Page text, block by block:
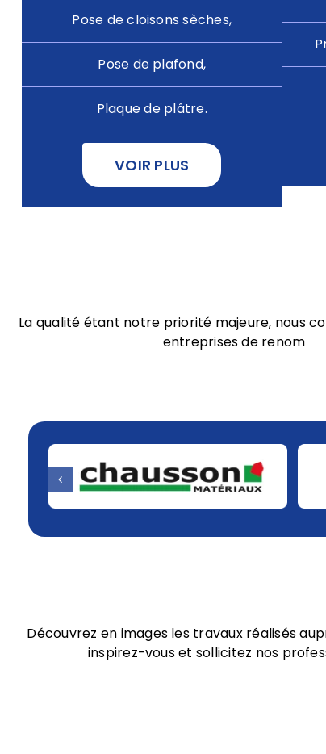
Pose de cloisons sèches,
Pose de plafond,
Plaque de plâtre.
VOIR PLUS
La qualité étant notre priorité majeure, nous
entreprises de renom
Découvrez en images les travaux réalisés
inspirez-vous et sollicitez nos